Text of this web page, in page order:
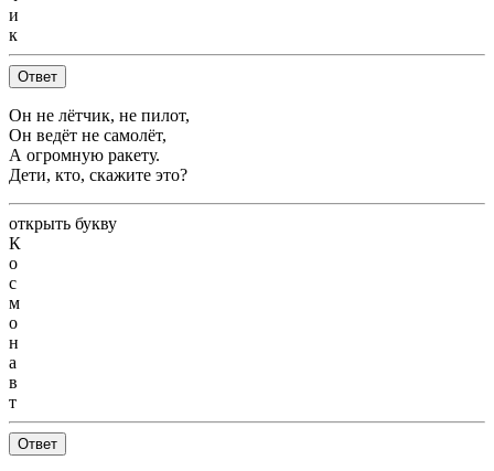
и
к
Ответ
Он не лётчик, не пилот,
Он ведёт не самолёт,
А огромную ракету.
Дети, кто, скажите это?
открыть букву
К
о
с
м
о
н
а
в
т
Ответ